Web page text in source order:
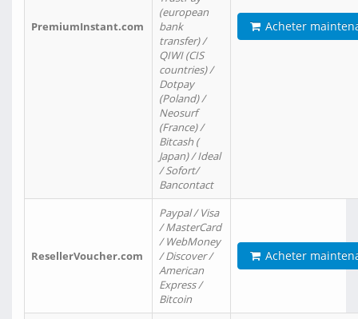
PremiumInstant.com
(european
bank
transfer) /
QIWI (CIS
countries) /
Dotpay
(Poland) /
Neosurf
(France) /
Bitcash (
Japan) / Ideal
/ Sofort/
Bancontact
Acheter
ResellerVoucher.com
Paypal / Visa
/ MasterCard
/ WebMoney
/ Discover /
American
Express /
Bitcoin
Acheter